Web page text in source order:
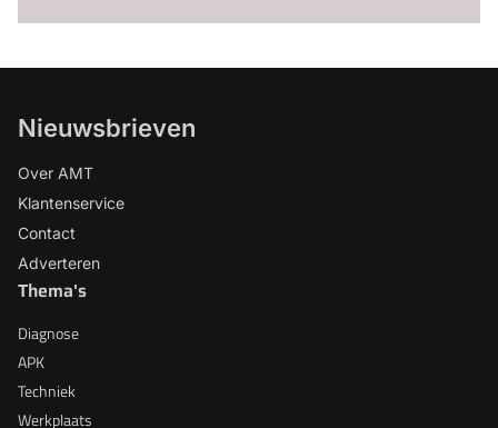
Nieuwsbrieven
Over AMT
Klantenservice
Contact
Adverteren
Thema's
Diagnose
APK
Techniek
Werkplaats